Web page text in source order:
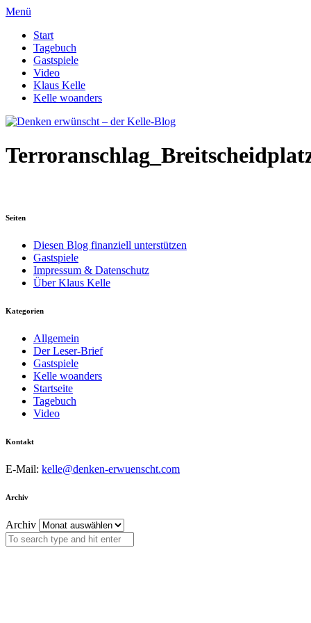
Menü
Start
Tagebuch
Gastspiele
Video
Klaus Kelle
Kelle woanders
Seiten
Diesen Blog finanziell unterstützen
Gastspiele
Impressum & Datenschutz
Über Klaus Kelle
Kategorien
Allgemein
Der Leser-Brief
Gastspiele
Kelle woanders
Startseite
Tagebuch
Video
Kontakt
E-Mail: kelle@denken-erwuenscht.com
Archiv
Archiv